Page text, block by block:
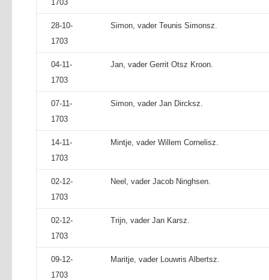
1703
28-10-
1703
Simon, vader Teunis Simonsz.
04-11-
1703
Jan, vader Gerrit Otsz Kroon.
07-11-
1703
Simon, vader Jan Dircksz.
14-11-
1703
Mintje, vader Willem Cornelisz.
02-12-
1703
Neel, vader Jacob Ninghsen.
02-12-
1703
Trijn, vader Jan Karsz.
09-12-
1703
Maritje, vader Louwris Albertsz.